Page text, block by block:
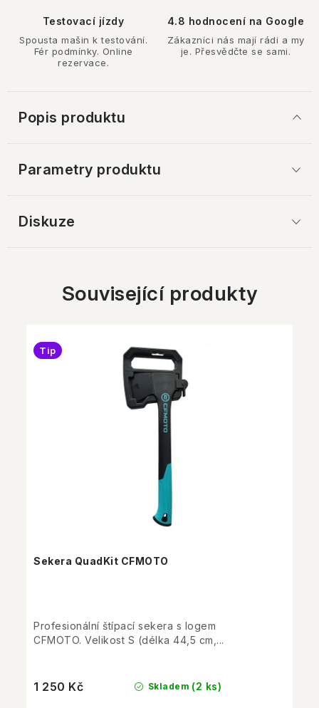
Testovací jízdy
Spousta mašin k testování.
Fér podmínky. Online
rezervace.
4.8 hodnocení na Google
Zákazníci nás mají rádi a my
je. Přesvědčte se sami.
Popis produktu
Parametry produktu
Diskuze
Související produkty
Sekera QuadKit CFMOTO
Tip
Skladem (2 ks)
1 250 Kč
Profesionální štípací sekera s logem
CFMOTO. Velikost S (délka 44,5 cm,...